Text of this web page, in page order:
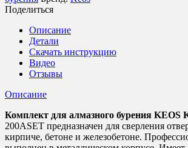
бурения
KEOS
KS-
200
Aset
(штатив
c
регулировкой)
Поделиться
Описание
Детали
Скачать инструкцию
Видео
Отзывы
Описание
Комплект для алмазного бурения KEOS
200ASET предназначен для сверления
кирпиче, бетоне и железобетоне.